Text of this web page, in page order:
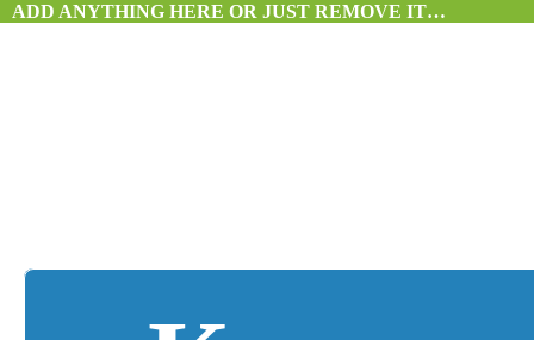
ADD ANYTHING HERE OR JUST REMOVE IT…